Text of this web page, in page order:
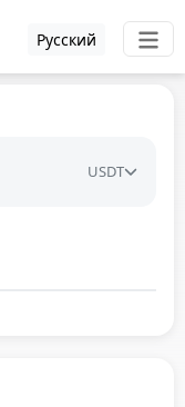
Русский
USDT